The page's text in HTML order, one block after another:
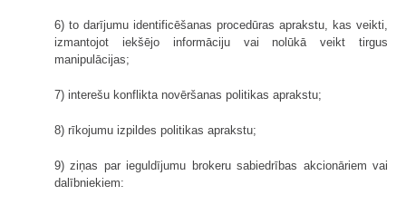
6) to darījumu identificēšanas procedūras aprakstu, kas veikti,
izmantojot iekšējo informāciju vai nolūkā veikt tirgus
manipulācijas;
7) interešu konflikta novēršanas politikas aprakstu;
8) rīkojumu izpildes politikas aprakstu;
9) ziņas par ieguldījumu brokeru sabiedrības akcionāriem vai
dalībniekiem: